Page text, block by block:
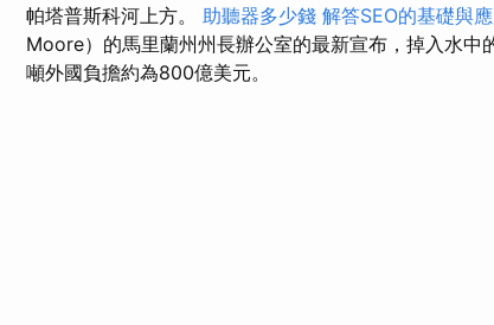
帕塔普斯科河上方。 助聽器多少錢 解答SEO的基礎與
Moore）的馬里蘭州州長辦公室的最新宣布，掉入水
噸外國負擔約為800億美元。